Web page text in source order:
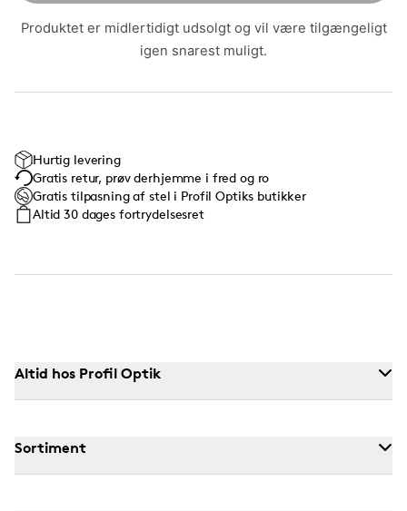
Produktet er midlertidigt udsolgt og vil være tilgængeligt
igen snarest muligt.
Hurtig levering
Gratis retur, prøv derhjemme i fred og ro
Gratis tilpasning af stel i Profil Optiks butikker
Altid 30 dages fortrydelsesret
Altid hos Profil Optik
Sortiment